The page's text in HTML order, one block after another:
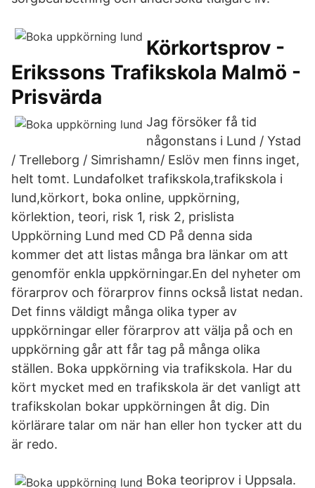
Körkortsprov -
Erikssons Trafikskola Malmö -
Prisvärda
Jag försöker få tid
någonstans i Lund / Ystad
/ Trelleborg / Simrishamn/ Eslöv men finns inget,
helt tomt. Lundafolket trafikskola,trafikskola i
lund,körkort, boka online, uppkörning,
körlektion, teori, risk 1, risk 2, prislista
Uppkörning Lund med CD På denna sida
kommer det att listas många bra länkar om att
genomför enkla uppkörningar.En del nyheter om
förarprov och förarprov finns också listat nedan.
Det finns väldigt många olika typer av
uppkörningar eller förarprov att välja på och en
uppkörning går att får tag på många olika
ställen. Boka uppkörning via trafikskola. Har du
kört mycket med en trafikskola är det vanligt att
trafikskolan bokar uppkörningen åt dig. Din
körlärare talar om när han eller hon tycker att du
är redo.
Boka teoriprov i Uppsala.